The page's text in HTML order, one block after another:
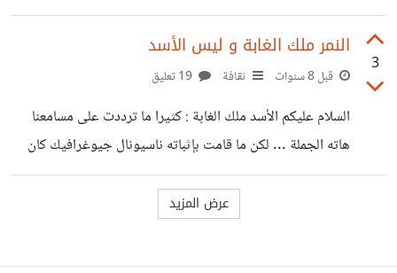
صياغته بطريقة أخرى ..... -إن كنت تنتظر التحفيز للقيام بأي
شيئ فلا تفعل- " خير الكلام ما قل و دل
3
النمر ملك الغابة و ليس الأسد
قبل 8 سنوات ثقافة
السلام عليكم الأسد ملك الغابة : كثيرا ما ترددت على مسامعنا
هاته الجملة ... لكن ما قامت بإثباته ناسيونال جيوغرافيك كان
بأن النمر هو ملك الغابة و ليس الأسد ... من الإثباتات التي